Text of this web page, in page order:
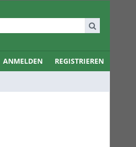
ANMELDEN REGISTRIEREN